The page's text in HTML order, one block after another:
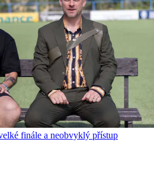
finále a neobvyklý přístup